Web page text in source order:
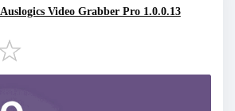
Auslogics Video Grabber Pro 1.0.0.13